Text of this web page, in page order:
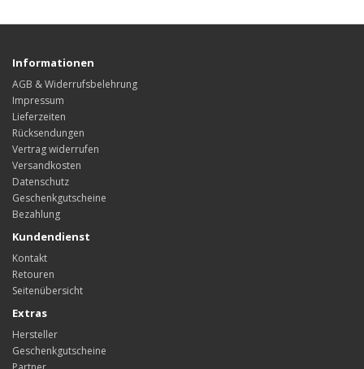
Informationen
AGB & Widerrufsbelehrung
Impressum
Lieferzeiten
Rücksendungen
Vertrag widerrufen
Versandkosten
Datenschutz
Geschenkgutscheine
Bezahlung
Kundendienst
Kontakt
Retouren
Seitenübersicht
Extras
Hersteller
Geschenkgutscheine